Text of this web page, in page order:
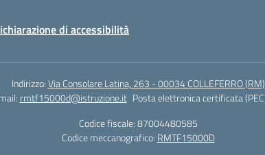
di accessibilità
Indirizzo:Via Consolare Latina, 263 - 00034 COLLEFERRO (RM)
rmtf15000d@istruzione.it Posta elettronica certificata
Codice fiscale: 87004480585
Codice meccanografico: RMTF15000D